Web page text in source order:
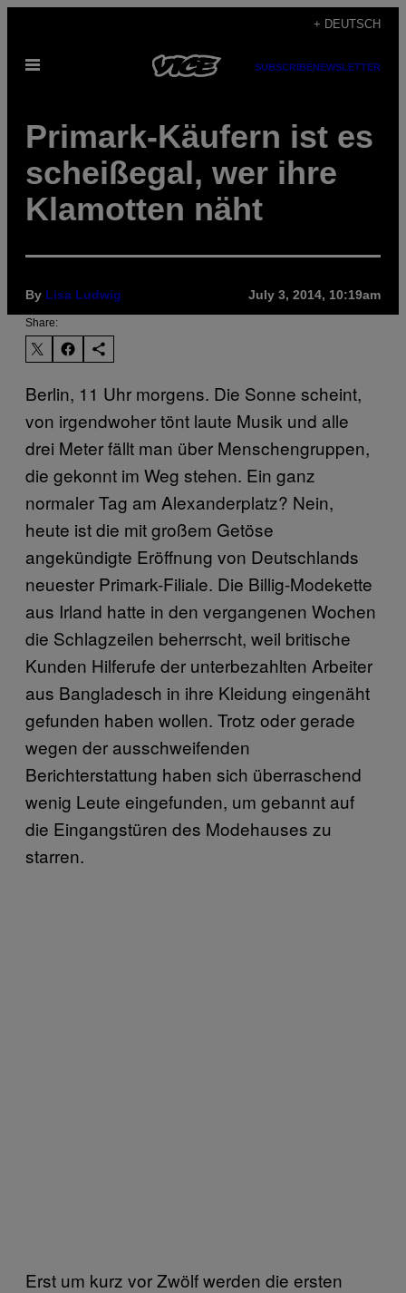
content
+ DEUTSCH
Open
SUBSCRIBENEWSLETTER
Primark-Käufern ist es
scheißegal, wer ihre
Klamotten näht
By Lisa Ludwig July 3, 2014, 10:19am
Share:
Berlin, 11 Uhr morgens. Die Sonne scheint,
von irgendwoher tönt laute Musik und alle
drei Meter fällt man über Menschengruppen,
die gekonnt im Weg stehen. Ein ganz
normaler Tag am Alexanderplatz? Nein,
heute ist die mit großem Getöse
angekündigte Eröffnung von Deutschlands
neuester Primark-Filiale. Die Billig-Modekette
aus Irland hatte in den vergangenen Wochen
die Schlagzeilen beherrscht, weil britische
Kunden Hilferufe der unterbezahlten Arbeiter
aus Bangladesch in ihre Kleidung eingenäht
gefunden haben wollen. Trotz oder gerade
wegen der ausschweifenden
Berichterstattung haben sich überraschend
wenig Leute eingefunden, um gebannt auf
die Eingangstüren des Modehauses zu
starren.
Erst um kurz vor Zwölf werden die ersten